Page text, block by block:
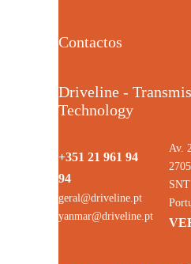
Contactos
Driveline -
Technology
+351 21 961 94
94
geral@driveline.pt
yanmar@driveline.pt
Av.
SNT